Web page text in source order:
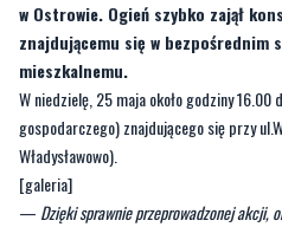
w Ostrowie. Ogień szybko zajął
znajdującemu się w bezpośrednim
mieszkalnemu.
W niedzielę, 25 maja około godziny 16.00
gospodarczego) znajdującego się przy
Władysławowo).
[galeria]
— Dzięki sprawnie przeprowadzonej akcji,